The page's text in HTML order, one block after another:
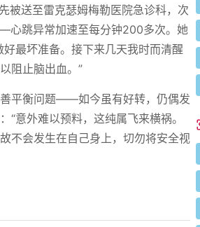
被送至雷克瑟姆梅勒医院急诊科，次
心跳异常加速至每分钟200多次。她
最坏准备。接下来几天我时而清醒
阻止脑出血。”
平衡问题——如今虽有好转，仍偶发
意外难以预料，这纯属飞来横祸。
不会发生在自己身上，切勿将安全视